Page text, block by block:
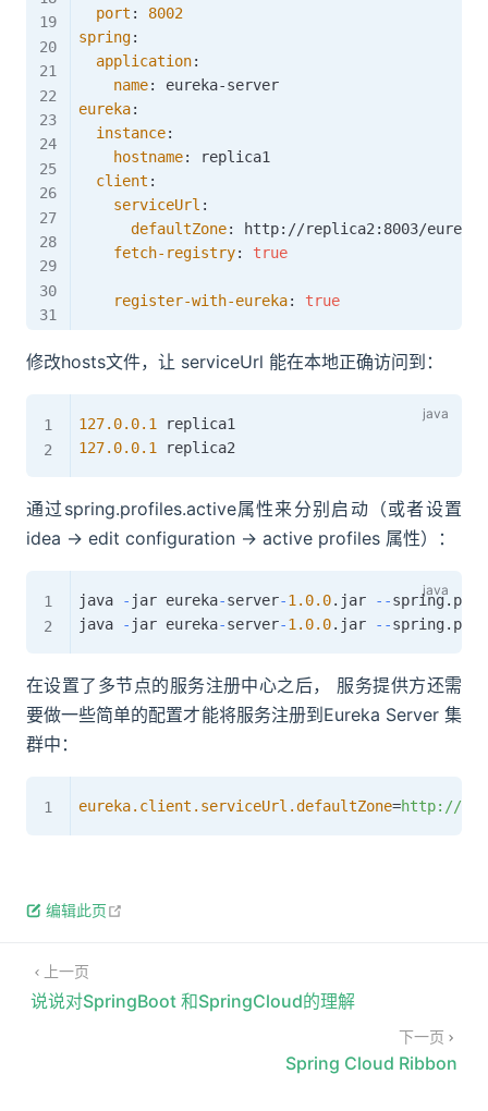
port :
8002
spring:
application:
name: eureka-
eureka:
instance:
hostname:
replica1
client :
serviceUrl :
defaultZone: http: //replica2: 8003/
fetch-registry: true
register-with-eureka: true
修改hosts文件，让 serviceUrl 能在本地正确访问到：
127.0.0.1
127.0.0.1
通过spring.profiles.active属性来分别启动（或者设置
idea -> edit configuration -> active profiles 属性）：
java - jar eureka-server-1.0.0. jar --spring.
java
- jar eureka-server-1.0.0. jar --spring.
在设置了多节点的服务注册中心之后， 服务提供方还需
要做一些简单的配置才能将服务注册到Eureka Server 集
群中：
eureka.client.serviceUrl.defaultZone=http://
编辑此页
上一页
说说对SpringBoot 和SpringCloud的理解
下一页
Spring Cloud Ribbon